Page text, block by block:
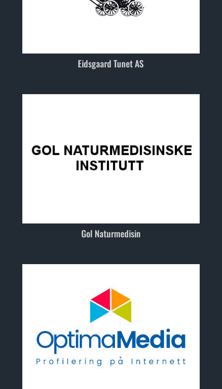
Eidsgaard Tunet AS
Gol Naturmedisin